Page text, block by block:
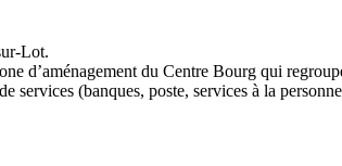
Lot.
d’aménagement du Centre Bourg qui
services (banques, poste, services à la